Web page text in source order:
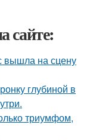
сайте:
вышла на сцену
глубиной в
триумфом,